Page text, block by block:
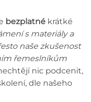
bezplatné krátké
s materiály a
naše zkušenost
řemeslníkům
nic podcenit,
dle našeho